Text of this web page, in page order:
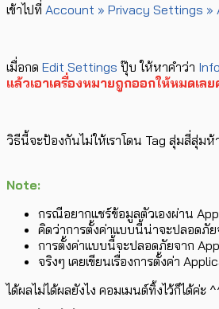
เข้าไปที่ Account » Privacy Settings »
เมื่อกด Edit Settings ปุ๊บ ให้หาคำว่า
แล้วเอาเครื่องหมายถูกออกให้หมดเลย
วิธีนี้จะป้องกันไม่ให้เราโดน Tag สุ่มสี่สุ่มห้
Note:
กรณีอยากแชร์ข้อมูลตัวเองผ่าน
คิดว่าการตั้งค่าแบบนี้น่าจะปลอดภั
การตั้งค่าแบบนี้จะปลอดภัยจาก
จริงๆ เคยเขียนเรื่องการตั้งค่า
ได้ผลไม่ได้ผลยังไง คอมเมนต์ทิ้งไว้ก็ได้ค่ะ